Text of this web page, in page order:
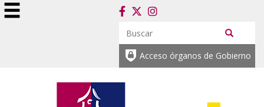
Acceso órganos de Gobierno